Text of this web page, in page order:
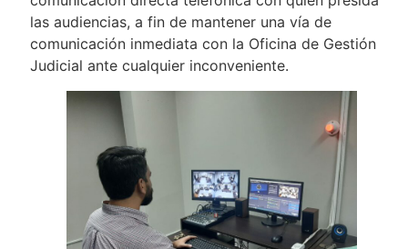
las audiencias, a fin de mantener una vía de
comunicación inmediata con la Oficina de Gestión
Judicial ante cualquier inconveniente.